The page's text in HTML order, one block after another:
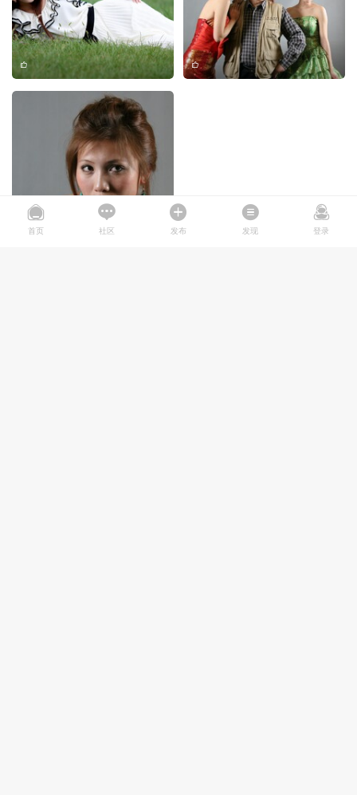
首页 社区 发布 发现 登录